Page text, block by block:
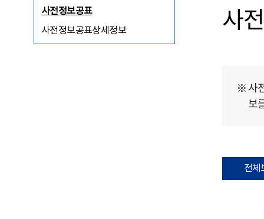
사전정보공표
사전정보공표상세정보
사
사
보
전체